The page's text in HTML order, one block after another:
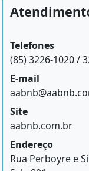
Telefones
(85) 3226-1020 /
E-mail
Site
aabnb.com.br
Endereço
Rua Perboyre e